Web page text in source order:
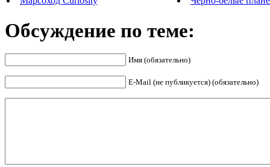
Обсуждение по теме:
Имя (обязательно)
E-Mail (не публикуется) (обязательно)